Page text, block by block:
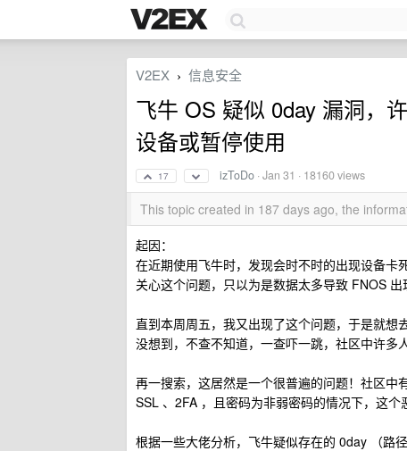
V2EX › 信息安全
飞牛 OS 疑似 0day 漏洞，
设备或暂停使用
17 izToDo ·Jan 31 · 18160 views
This topic created in 187 days ago, the
起因：
在近期使用飞牛时，发现会时不时的出现设备
关心这个问题，只以为是数据太多导致 FNOS 出
直到本周周五，我又出现了这个问题，于是就想
没想到，不查不知道，一查吓一跳，社区中许多
再一搜索，这居然是一个很普遍的问题！社区
SSL 、2FA ，且密码为非弱密码的情况下，这个
根据一些大佬分析，飞牛疑似存在的 0day （路